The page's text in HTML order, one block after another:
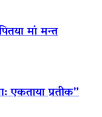
मां मन्त
एकताया प्रतीक”